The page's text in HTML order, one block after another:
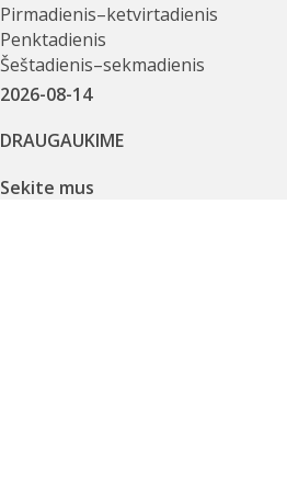
Pirmadienis–ketvirtadienis
Penktadienis
Šeštadienis–sekmadienis
2026-08-14
DRAUGAUKIME
Sekite mus